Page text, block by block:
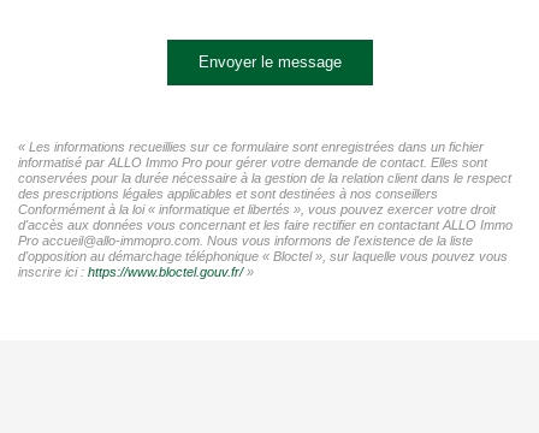
Envoyer le message
« Les informations recueillies sur ce formulaire sont enregistrées dans un fichier
informatisé par ALLO Immo Pro pour gérer votre demande de contact. Elles sont
conservées pour la durée nécessaire à la gestion de la relation client dans le respect
des prescriptions légales applicables et sont destinées à nos conseillers
Conformément à la loi « informatique et libertés », vous pouvez exercer votre droit
d'accès aux données vous concernant et les faire rectifier en contactant ALLO Immo
Pro accueil@allo-immopro.com. Nous vous informons de l'existence de la liste
d'opposition au démarchage téléphonique « Bloctel », sur laquelle vous pouvez vous
inscrire ici : https://www.bloctel.gouv.fr/»